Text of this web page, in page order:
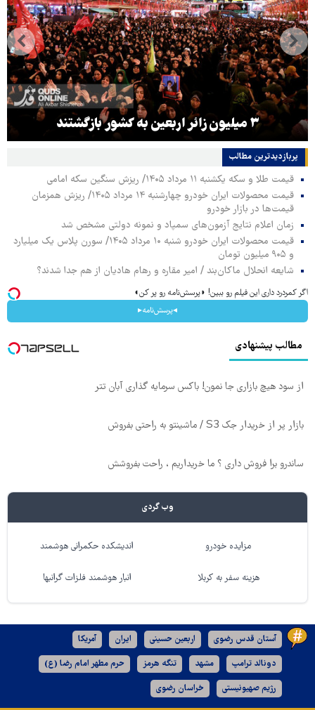
۳ میلیون زائر اربعین به کشور بازگشتند
پربازدیدترین‌ مطالب
قیمت طلا و سکه یکشنبه ۱۱ مرداد ۱۴۰۵/ ریزش سنگین سکه امامی
قیمت محصولات ایران خودرو چهارشنبه ۱۴ مرداد ۱۴۰۵/ ریزش همزمان
قیمت‌ها در بازار خودرو
زمان اعلام نتایج آزمون‌های سمپاد و نمونه دولتی مشخص شد
قیمت محصولات ایران خودرو شنبه ۱۰ مرداد ۱۴۰۵/ سورن پلاس یک میلیارد
و ۹۰۵ میلیون تومان
شایعه انحلال ماکان‌بند / امیر مقاره و رهام هادیان از هم جدا شدند؟
اگر کمردرد داری این فیلم رو ببین! ◗پرسش‌نامه رو پر کن◖
◂پرسش‌نامه▸
مطالب پیشنهادی
از سود هیچ بازاری جا نمون! باکس سرمایه گذاری آبان تتر
بازار پر از خریدار جک S3 / ماشینتو به راحتی بفروش
ساندرو برا فروش داری ؟ ما خریداریم ، راحت بفروشش
وب گردی
مزایده خودرو اندیشکده حکمرانی هوشمند
هزینه سفر به کربلا انبار هوشمند فلزات گرانبها
آستان قدس رضوی اربعین حسینی ایران آمریکا
دونالد ترامپ مشهد تنگه هرمز حرم مطهر امام رضا (ع)
رژیم صهیونیستی خراسان رضوی